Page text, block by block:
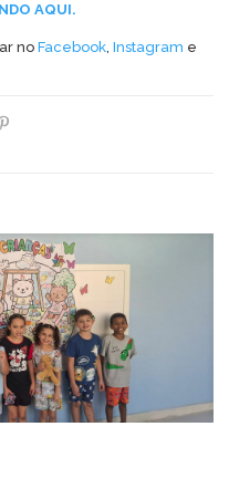
AQUI.
no Facebook, Instagram e